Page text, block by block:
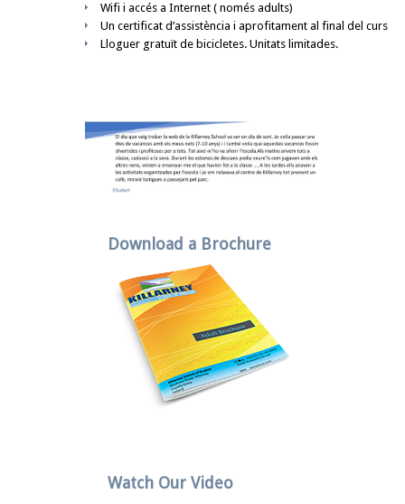
Wifi i accés a Internet ( només adults)
Un certificat d’assistència i aprofitament al final del curs
Lloguer gratuït de bicicletes. Unitats limitades.
Download a Brochure
Watch Our Video